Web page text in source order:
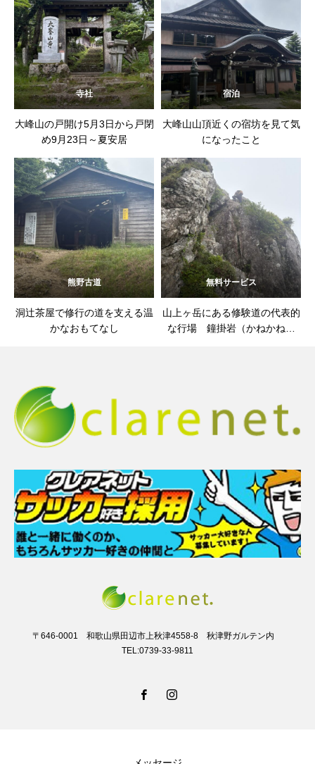
寺社
大峰山の戸開け5月3日から戸閉
め9月23日～夏安居
宿泊
大峰山山頂近くの宿坊を見て気
になったこと
熊野古道
洞辻茶屋で修行の道を支える温
かなおもてなし
無料サービス
山上ヶ岳にある修験道の代表的
な行場 鐘掛岩（かねかねい
〒646-0001 和歌山県田辺市上秋津4558-8 秋津野ガルテン内
TEL:0739-33-9811